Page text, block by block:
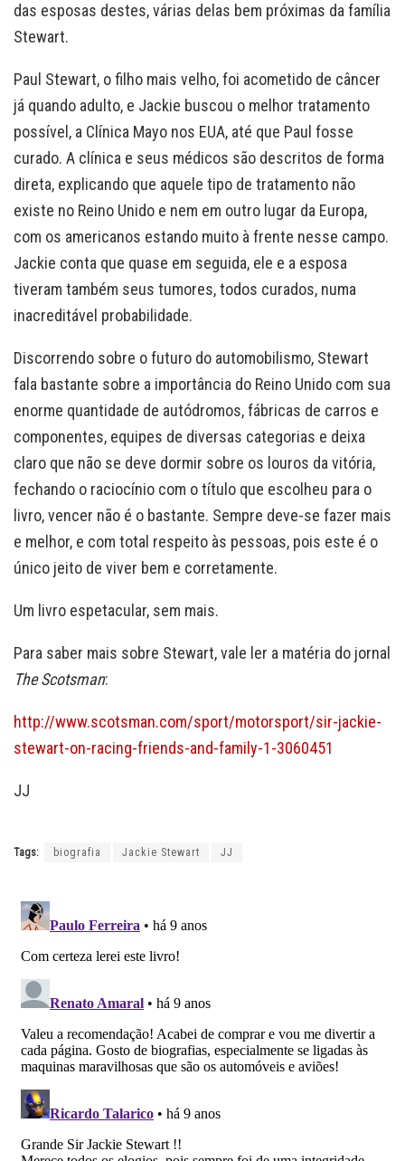
das esposas destes, várias delas bem próximas da família
Stewart.
Paul Stewart, o filho mais velho, foi acometido de câncer
já quando adulto, e Jackie buscou o melhor tratamento
possível, a Clínica Mayo nos EUA, até que Paul fosse
curado. A clínica e seus médicos são descritos de forma
direta, explicando que aquele tipo de tratamento não
existe no Reino Unido e nem em outro lugar da Europa,
com os americanos estando muito à frente nesse campo.
Jackie conta que quase em seguida, ele e a esposa
tiveram também seus tumores, todos curados, numa
inacreditável probabilidade.
Discorrendo sobre o futuro do automobilismo, Stewart
fala bastante sobre a importância do Reino Unido com sua
enorme quantidade de autódromos, fábricas de carros e
componentes, equipes de diversas categorias e deixa
claro que não se deve dormir sobre os louros da vitória,
fechando o raciocínio com o título que escolheu para o
livro, vencer não é o bastante. Sempre deve-se fazer mais
e melhor, e com total respeito às pessoas, pois este é o
único jeito de viver bem e corretamente.
Um livro espetacular, sem mais.
Para saber mais sobre Stewart, vale ler a matéria do jornal
The Scotsman:
http://www.scotsman.com/sport/motorsport/sir-jackie-
stewart-on-racing-friends-and-family-1-3060451
JJ
Tags: biografia Jackie Stewart JJ